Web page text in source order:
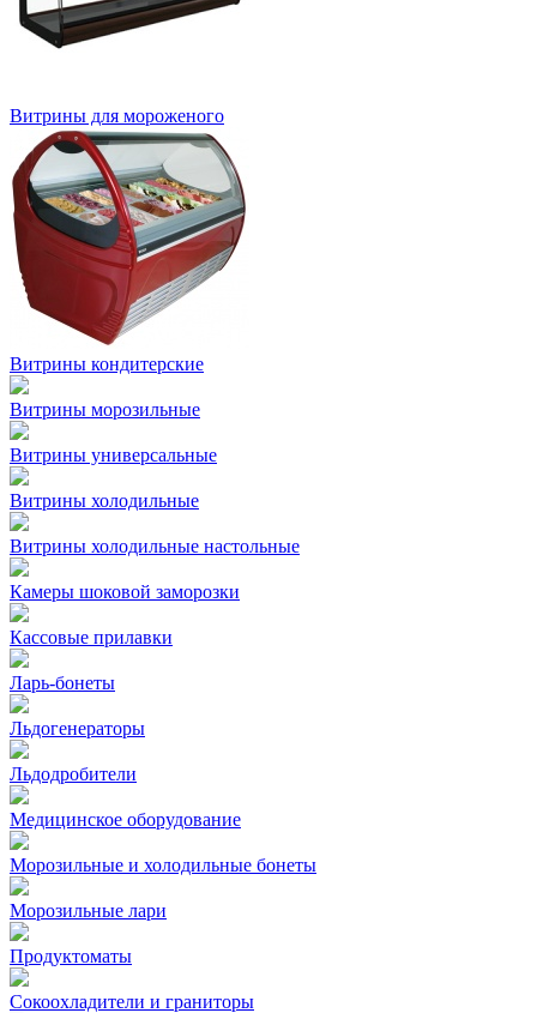
Витрины для мороженого
Витрины кондитерские
Витрины морозильные
Витрины универсальные
Витрины холодильные
Витрины холодильные настольные
Камеры шоковой заморозки
Кассовые прилавки
Ларь-бонеты
Льдогенераторы
Льдодробители
Медицинское оборудование
Морозильные и холодильные бонеты
Морозильные лари
Продуктоматы
Сокоохладители и граниторы